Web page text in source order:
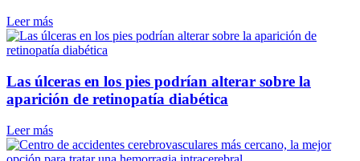
Leer más
Las úlceras en los pies podrían alterar sobre la
aparición de retinopatía diabética
Leer más